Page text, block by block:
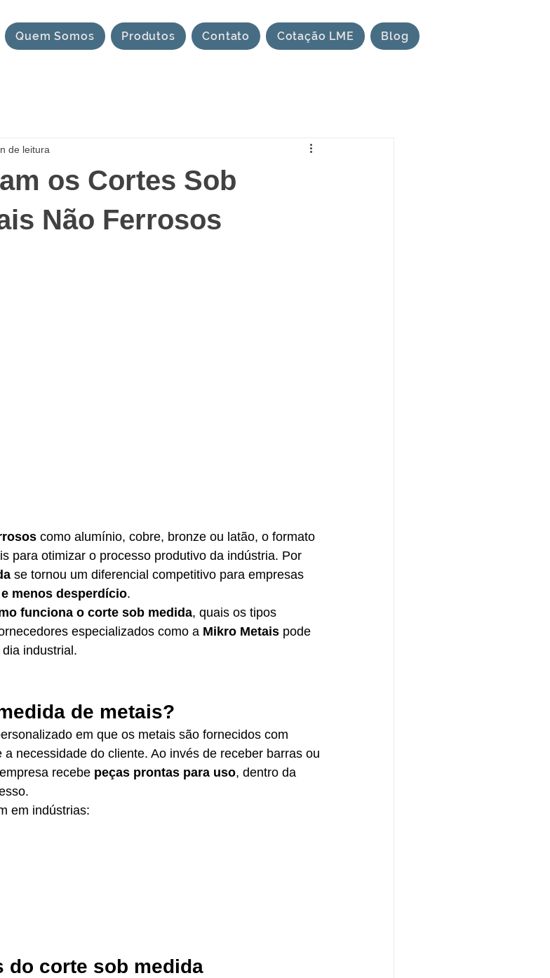
Quem Somos Produtos Contato Cotação LME Blog
os Cortes Sob
Não Ferrosos
de leitura
como alumínio, cobre, bronze ou latão, o formato
para otimizar o processo produtivo da indústria. Por
se tornou um diferencial competitivo para empresas
menos desperdício.
funciona o corte sob medida, quais os tipos
especializados como a Mikro Metais pode
industrial.
de metais?
em que os metais são fornecidos com
a necessidade do cliente. Ao invés de receber barras ou
recebe peças prontas para uso, dentro da
em indústrias:
corte sob medida